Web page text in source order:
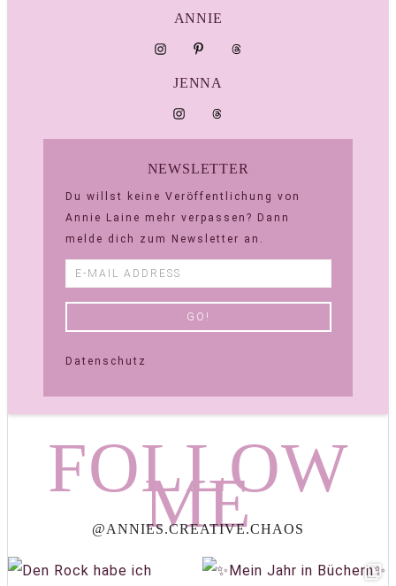
ANNIE
JENNA
NEWSLETTER
Du willst keine Veröffentlichung von
Annie Laine mehr verpassen? Dann
melde dich zum Newsletter an.
Datenschutz
FOLLOW
ME
@ANNIES.CREATIVE.CHAOS